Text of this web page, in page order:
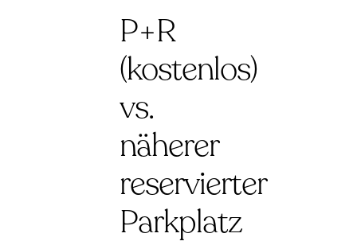
P+R
(kostenlos)
vs.
näherer
reservierter
Parkplatz